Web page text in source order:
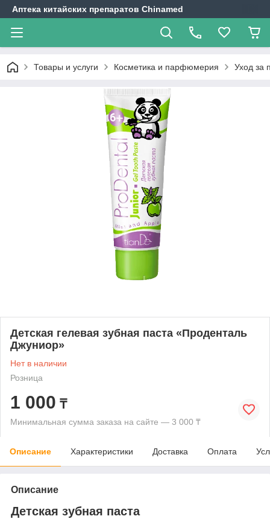
Аптека китайских препаратов Chinamed
Товары и услуги Косметика и парфюмерия Уход за
Детская гелевая зубная паста «Проденталь
Джуниор»
Нет в наличии
Розница
1 000 ₸
Минимальная сумма заказа на сайте — 3 000 ₸
Описание Характеристики Доставка Оплата
Описание
Детская зубная паста